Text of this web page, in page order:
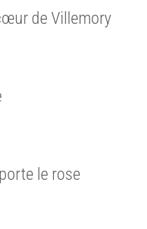
de Villemory
le rose